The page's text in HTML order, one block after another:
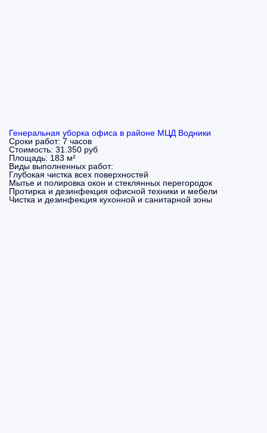
Генеральная уборка офиса в районе МЦД Водники
Сроки работ: 7 часов
Стоимость: 31.350 руб
Площадь: 183 м²
Виды выполненных работ:
Глубокая чистка всех поверхностей
Мытье и полировка окон и стеклянных перегородок
Протирка и дезинфекция офисной техники и мебели
Чистка и дезинфекция кухонной и санитарной зоны